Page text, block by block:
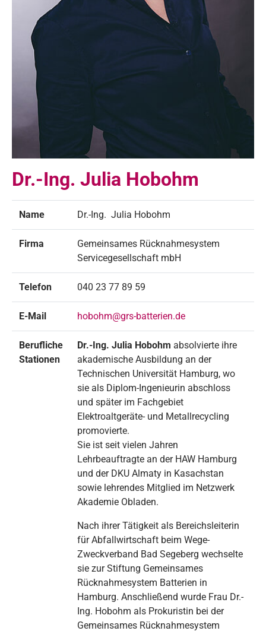
Dr.-Ing. Julia Hobohm
Name Dr.-Ing. Julia Hobohm
Firma
Gemeinsames Rücknahmesystem
Servicegesellschaft mbH
Telefon 040 23 77 89 59
E-Mail hobohm@grs-batterien.de
Berufliche
Stationen
Dr.-Ing. Julia Hobohm absolvierte ihre
akademische Ausbildung an der
Technischen Universität Hamburg, wo
sie als Diplom-Ingenieurin abschloss
und später im Fachgebiet
Elektroaltgeräte- und Metallrecycling
promovierte.
Sie ist seit vielen Jahren
Lehrbeauftragte an der HAW Hamburg
und der DKU Almaty in Kasachstan
sowie lehrendes Mitglied im Netzwerk
Akademie Obladen.
Nach ihrer Tätigkeit als Bereichsleiterin
für Abfallwirtschaft beim Wege-
Zweckverband Bad Segeberg wechselte
sie zur Stiftung Gemeinsames
Rücknahmesystem Batterien in
Hamburg. Anschließend wurde Frau Dr.-
Ing. Hobohm als Prokuristin bei der
Gemeinsames Rücknahmesystem